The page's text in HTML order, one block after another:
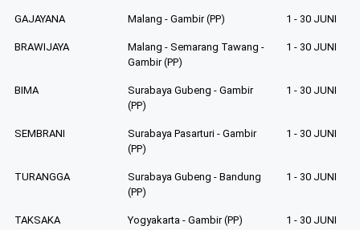
GAJAYANA Malang - Gambir (PP) 1 - 30 JUNI
BRAWIJAYA
Malang - Semarang Tawang -
Gambir (PP)
1 - 30 JUNI
BIMA
Surabaya Gubeng - Gambir
(PP)
1 - 30 JUNI
SEMBRANI
Surabaya Pasarturi - Gambir
(PP)
1 - 30 JUNI
TURANGGA
Surabaya Gubeng - Bandung
(PP)
1 - 30 JUNI
TAKSAKA Yogyakarta - Gambir (PP) 1 - 30 JUNI